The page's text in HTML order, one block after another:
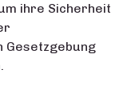
ihre Sicherheit
Gesetzgebung